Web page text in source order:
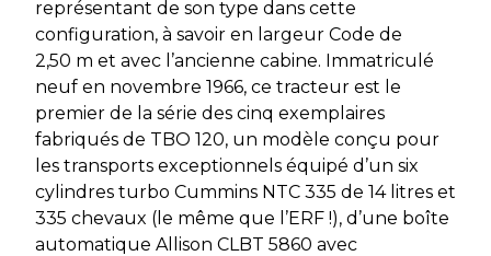
représentant de son type dans cette
configuration, à savoir en largeur Code de
2,50 m et avec l’ancienne cabine. Immatriculé
neuf en novembre 1966, ce tracteur est le
premier de la série des cinq exemplaires
fabriqués de TBO 120, un modèle conçu pour
les transports exceptionnels équipé d’un six
cylindres turbo Cummins NTC 335 de 14 litres et
335 chevaux (le même que l’ERF !), d’une boîte
automatique Allison CLBT 5860 avec